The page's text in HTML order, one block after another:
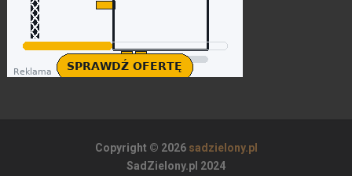
Copyright © 2026 sadzielony.pl
SadZielony.pl 2024